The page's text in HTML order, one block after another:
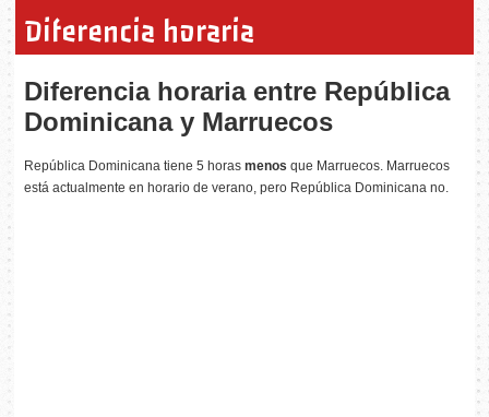
Diferencia horaria
Diferencia horaria entre República
Dominicana y Marruecos
República Dominicana tiene 5 horasmenos que Marruecos. Marruecos
está actualmente en horario de verano, pero República Dominicana no.